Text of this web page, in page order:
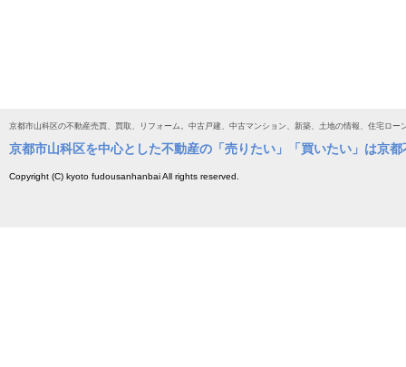
京都市山科区の不動産売買、買取、リフォーム。中古戸建、中古マンション、新築、土地の情報、住宅ロー
京都市山科区を中心とした不動産の「売りたい」「買いたい」は京
Copyright (C) kyoto fudousanhanbai All rights reserved.